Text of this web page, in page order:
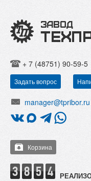
+ 7 (48751) 90-59-5
Задать вопрос
manager@tpribor.ru
Корзина